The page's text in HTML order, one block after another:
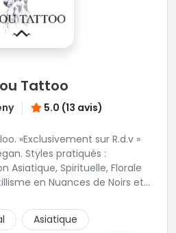
Tattoo
5.0 (13 avis)
»
:
Asiatique, Spirituelle, Florale
en Nuances de Noirs et
HibouTattoos
Asiatique